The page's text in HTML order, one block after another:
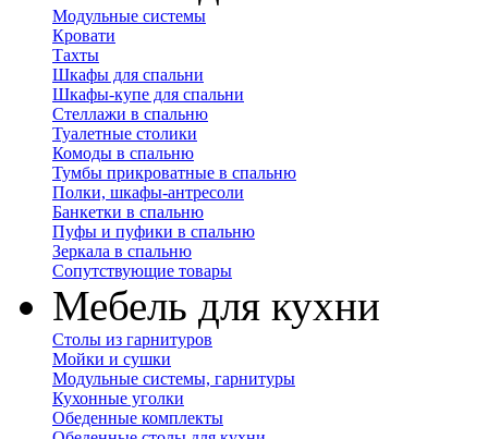
Модульные системы
Кровати
Тахты
Шкафы для спальни
Шкафы-купе для спальни
Стеллажи в спальню
Туалетные столики
Комоды в спальню
Тумбы прикроватные в спальню
Полки, шкафы-антресоли
Банкетки в спальню
Пуфы и пуфики в спальню
Зеркала в спальню
Сопутствующие товары
Мебель для кухни
Столы из гарнитуров
Мойки и сушки
Модульные системы, гарнитуры
Кухонные уголки
Обеденные комплекты